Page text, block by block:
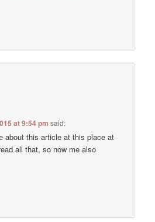
at 9:54 pm said:
about this article at this place at
all that, so now me also